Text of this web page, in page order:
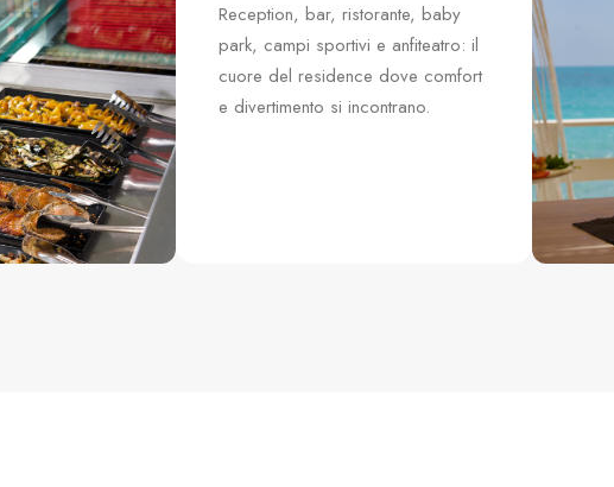
Reception, bar, ristorante, baby
park, campi sportivi e anfiteatro: il
cuore del residence dove comfort
e divertimento si incontrano.